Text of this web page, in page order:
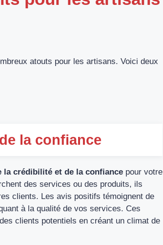
atouts pour les artisans. Voici deux
la confiance
la crédibilité et de la confiance pour votre
des services ou des produits, ils
clients. Les avis positifs témoignent de
à la qualité de vos services. Ces
clients potentiels en créant un climat de